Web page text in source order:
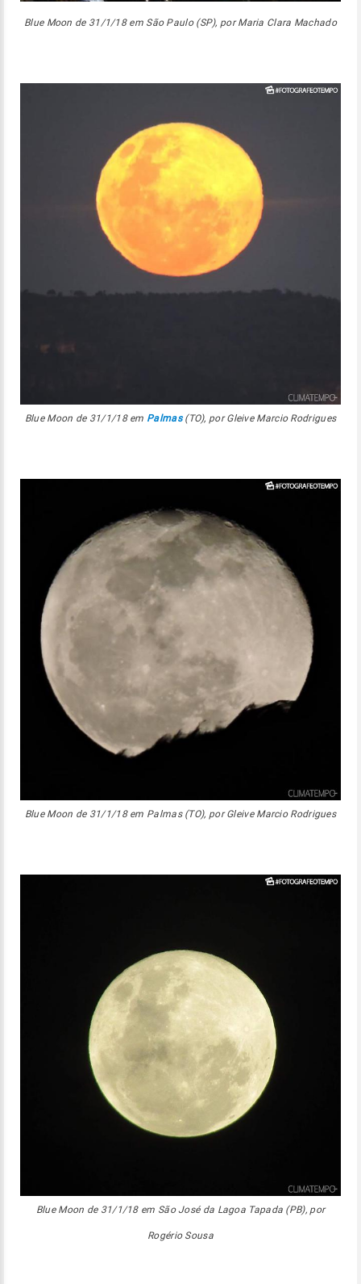
Blue Moon de 31/1/18 em São Paulo (SP), por Maria Clara Machado
Blue Moon de 31/1/18 em Palmas(TO), por Gleive Marcio Rodrigues
Blue Moon de 31/1/18 em Palmas (TO), por Gleive Marcio Rodrigues
Blue Moon de 31/1/18 em São José da Lagoa Tapada (PB), por
Rogério Sousa